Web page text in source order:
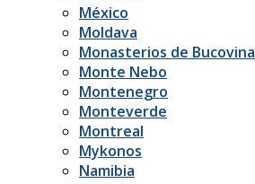
México
Moldava
Monasterios de Bucovina
Monte Nebo
Montenegro
Monteverde
Montreal
Mykonos
Namibia